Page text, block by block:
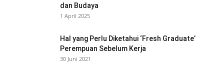
dan Budaya
1 April 2025
Hal yang Perlu Diketahui ‘Fresh Graduate’
Perempuan Sebelum Kerja
30 Juni 2021